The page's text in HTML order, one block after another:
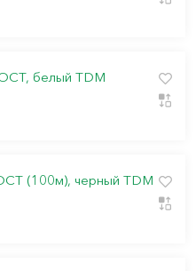
белый TDM
(100м), черный TDM